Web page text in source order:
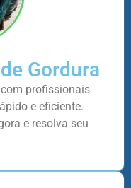
Gordura
profissionais
e eficiente.
e resolva seu